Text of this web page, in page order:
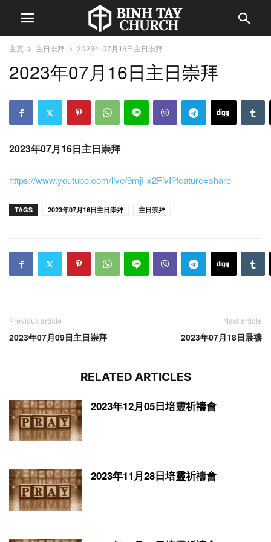
主頁 主日崇拜 2023年07月16日主日崇拜
2023年07月16日主日崇拜
2023年07月16日主日崇拜
https://www.youtube.com/live/9mjI-x2FlvI?feature=share
TAGS 2023年07月16日主日崇拜 主日崇拜
Previous article
2023年07月09日主日崇拜
Next article
2023年07月18日晨禱
RELATED ARTICLES
2023年12月05日培靈祈禱會
2023年11月28日培靈祈禱會